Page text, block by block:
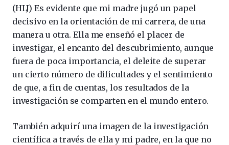
(HLJ) Es evidente que mi madre jugó un papel
decisivo en la orientación de mi carrera, de una
manera u otra. Ella me enseñó el placer de
investigar, el encanto del descubrimiento, aunque
fuera de poca importancia, el deleite de superar
un cierto número de dificultades y el sentimiento
de que, a fin de cuentas, los resultados de la
investigación se comparten en el mundo entero.
También adquirí una imagen de la investigación
científica a través de ella y mi padre, en la que no